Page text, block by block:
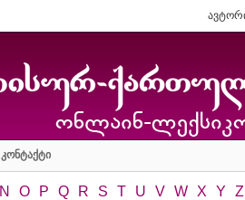
კონტაქტი
N O P Q R S T U V W X Y Z